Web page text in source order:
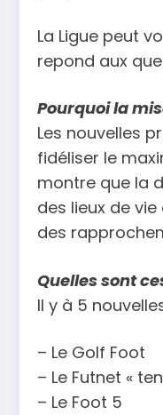
La Ligue peut
repond aux
Pourquoi la
Les nouvelles
fidéliser le
montre que la
des lieux de
des
Quelles sont
Il y à 5
– Le Golf Foot
– Le Futnet «
– Le Foot 5